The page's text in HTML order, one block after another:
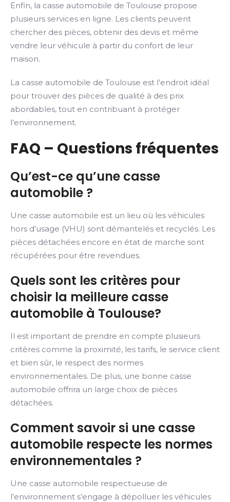
Enfin, la casse automobile de Toulouse propose
plusieurs services en ligne. Les clients peuvent
chercher des pièces, obtenir des devis et même
vendre leur véhicule à partir du confort de leur
maison.
La casse automobile de Toulouse est l’endroit idéal
pour trouver des pièces de qualité à des prix
abordables, tout en contribuant à protéger
l’environnement.
FAQ – Questions fréquentes
Qu’est-ce qu’une casse
automobile ?
Une casse automobile est un lieu où les véhicules
hors d’usage (VHU) sont démantelés et recyclés. Les
pièces détachées encore en état de marche sont
récupérées pour être revendues.
Quels sont les critères pour
choisir la meilleure casse
automobile à Toulouse?
Il est important de prendre en compte plusieurs
critères comme la proximité, les tarifs, le service client
et bien sûr, le respect des normes
environnementales. De plus, une bonne casse
automobile offrira un large choix de pièces
détachées.
Comment savoir si une casse
automobile respecte les normes
environnementales ?
Une casse automobile respectueuse de
l’environnement s’engage à dépolluer les véhicules